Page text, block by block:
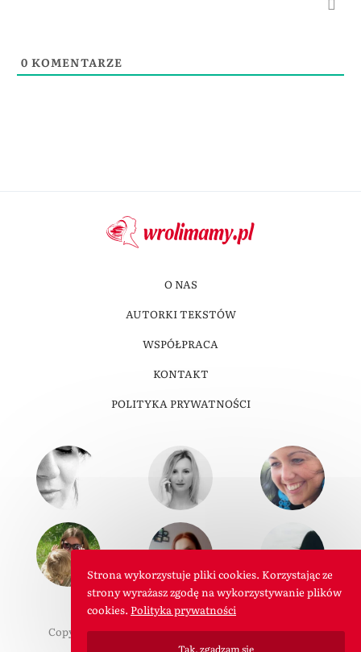
0 KOMENTARZE
O NAS
AUTORKI TEKSTÓW
WSPÓŁPRACA
KONTAKT
POLITYKA PRYWATNOŚCI
Copyright © 2011-2026 W Roli Mamy. Wszelkie prawa
Strona wykorzystuje pliki cookies. Korzystając ze
strony wyrażasz zgodę na wykorzystywanie plików
cookies. Polityka prywatności
Tak, zgadzam się